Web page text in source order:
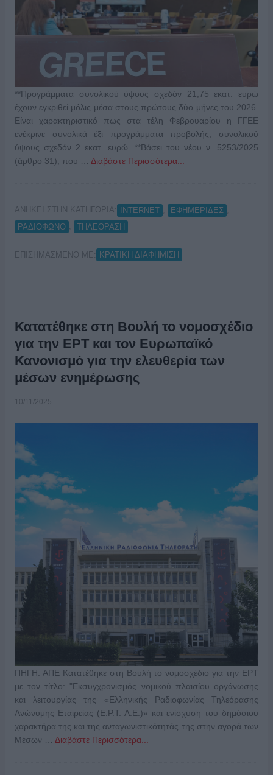
**Προγράμματα συνολικού ύψους σχεδόν 21,75 εκατ. ευρώ
έχουν εγκριθεί μόλις μέσα στους πρώτους δύο μήνες του 2026.
Είναι χαρακτηριστικό πως στα τέλη Φεβρουαρίου η ΓΓΕΕ
ενέκρινε συνολικά έξι προγράμματα προβολής, συνολικού
ύψους σχεδόν 2 εκατ. ευρώ. **Βάσει του νέου ν. 5253/2025
(άρθρο 31), που … Διαβάστε Περισσότερα...
ΑΝΗΚΕΙ ΣΤΗΝ ΚΑΤΗΓΟΡΙΑ: INTERNET ΕΦΗΜΕΡΙΔΕΣ
ΡΑΔΙΟΦΩΝΟ
ΤΗΛΕΟΡΑΣΗ
ΕΠΙΣΗΜΑΣΜΕΝΟ ΜΕ: ΚΡΑΤΙΚΗ ΔΙΑΦΗΜΙΣΗ
Κατατέθηκε στη Βουλή το νομοσχέδιο
για την ΕΡΤ και τον Ευρωπαϊκό
Κανονισμό για την ελευθερία των
μέσων ενημέρωσης
10/11/2025
ΠΗΓΗ: ΑΠΕ Κατατέθηκε στη Βουλή το νομοσχέδιο για την ΕΡΤ
με τον τίτλο: "Εκσυγχρονισμός νομικού πλαισίου οργάνωσης
και λειτουργίας της «Ελληνικής Ραδιοφωνίας Τηλεόρασης
Ανώνυμης Εταιρείας (Ε.Ρ.Τ. Α.Ε.)» και ενίσχυση του δημόσιου
χαρακτήρα της και της ανταγωνιστικότητάς της στην αγορά των
Μέσων … Διαβάστε Περισσότερα...